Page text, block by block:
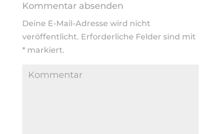
Kommentar absenden
Deine E-Mail-Adresse wird nicht
veröffentlicht. Erforderliche Felder sind mit
*markiert.